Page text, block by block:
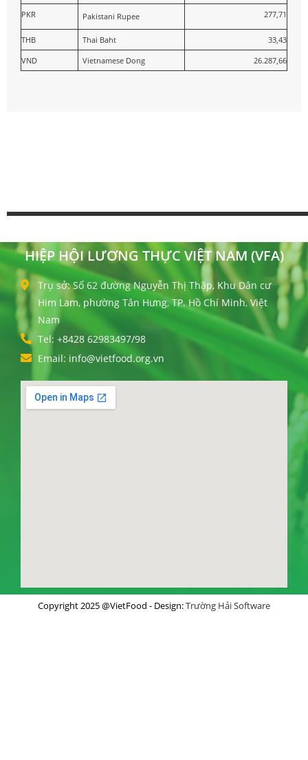
PKR Pakistani Rupee 277,71
THB Thai Baht
33,43
VND
Vietnamese Dong 26.287,66
HIỆP HỘI LƯƠNG THỰC VIỆT NAM (VFA)
Trụ sở: Số 62 đường Nguyễn Thị Thập, Khu Dân cư
Him Lam, phường Tân Hưng, TP. Hồ Chí Minh, Việt
Nam
Tel: +8428 62983497/98
Email: info@vietfood.org.vn
Copyright 2025 @VietFood - Design:Trường Hải Software